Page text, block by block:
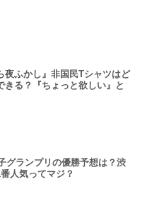
夜ふかし』非国民Tシャツはど
きる？『ちょっと欲しい』と
グランプリの優勝予想は？渋
人気ってマジ？